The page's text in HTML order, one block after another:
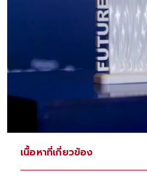
เนื้อหาที่เกี่ยวข้อง